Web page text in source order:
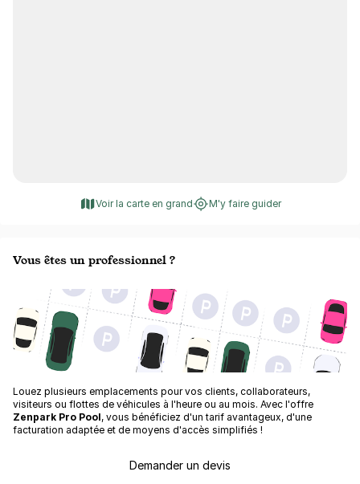
Voir la carte en grand M'y faire guider
Vous êtes un professionnel ?
Louez plusieurs emplacements pour vos clients, collaborateurs,
visiteurs ou flottes de véhicules à l'heure ou au mois. Avec l'offre
Zenpark Pro Pool, vous bénéficiez d'un tarif avantageux, d'une
facturation adaptée et de moyens d'accès simplifiés !
Demander un devis